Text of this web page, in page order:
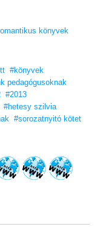
azoknak soha nem
könyvek
#könyvek
pedagógusoknak
#2013
#hetesy szilvia
#sorozatnyitó kötet